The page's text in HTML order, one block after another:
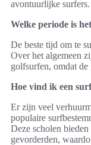
avontuurlijke surfers.
Welke periode is
De beste tijd om te
Over het algemeen
golfsurfen, omdat
Hoe vind ik een
Er zijn veel
populaire
Deze scholen
gevorderden,